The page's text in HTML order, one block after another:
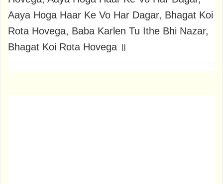
Aaya Hoga Haar Ke Vo Har Dagar, Bhagat Koi
Rota Hovega, Baba Karlen Tu Ithe Bhi Nazar,
Bhagat Koi Rota Hovega ॥